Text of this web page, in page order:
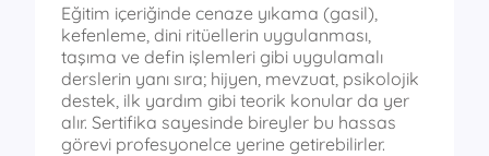
Eğitim içeriğinde cenaze yıkama (gasil),
kefenleme, dini ritüellerin uygulanması,
taşıma ve defin işlemleri gibi uygulamalı
derslerin yanı sıra; hijyen, mevzuat, psikolojik
destek, ilk yardım gibi teorik konular da yer
alır. Sertifika sayesinde bireyler bu hassas
görevi profesyonelce yerine getirebilirler.